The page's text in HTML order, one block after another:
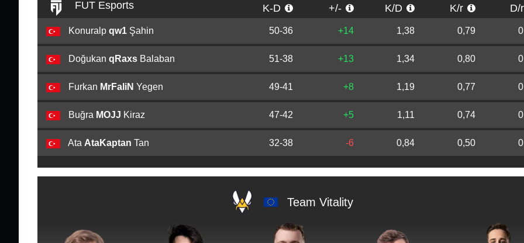
FUT Esports K-D +/- K/D K/r
Konuralp qw1 Şahin 50-36 +14 1,38 0,79
Doğukan qRaxs Balaban 51-38 +13 1,34 0,80
Furkan MrFaliN Yegen 49-41 +8 1,19 0,77
Buğra MOJJ Kiraz 47-42 +5 1,11 0,74
Ata AtaKaptan Tan 32-38 -6 0,84 0,50
Team Vitality